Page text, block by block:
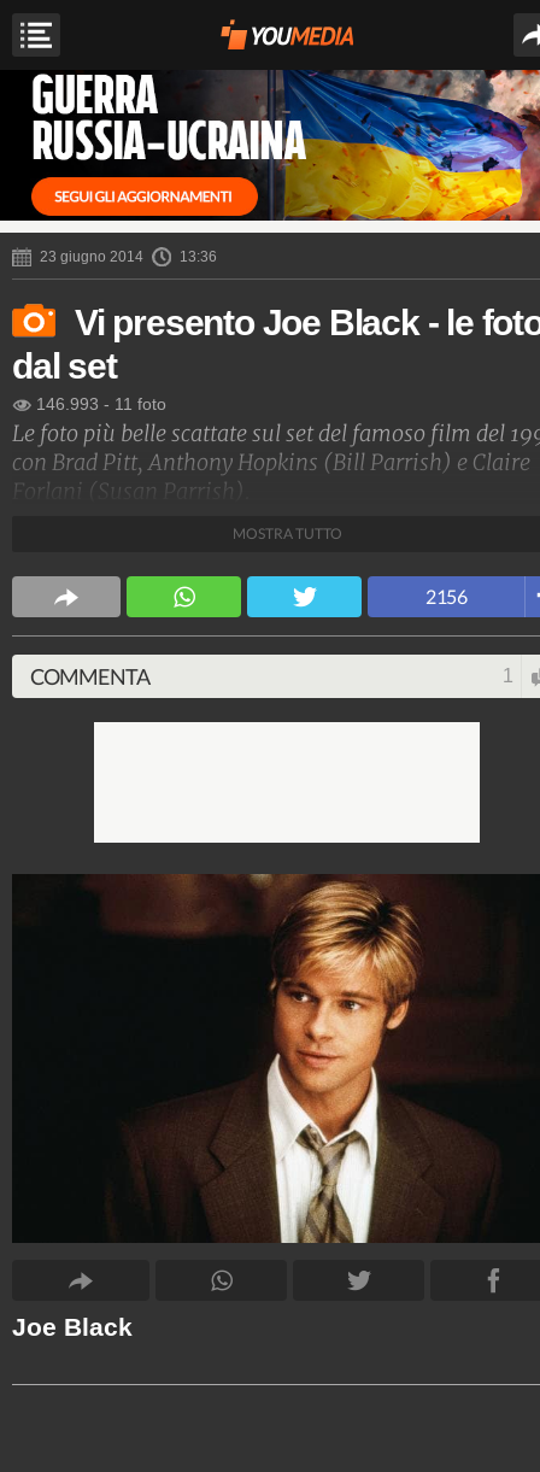
23 giugno 2014 13:36
Vi presento Joe Black - le
dal set
146.993 - 11 foto
Le foto più belle scattate sul set del famoso film del
con Brad Pitt, Anthony Hopkins (Bill Parrish) e Claire
Forlani (Susan Parrish).
Spettacolo FanpageMOSTRA TUTTO
2156
COMMENTA 1
Joe Black